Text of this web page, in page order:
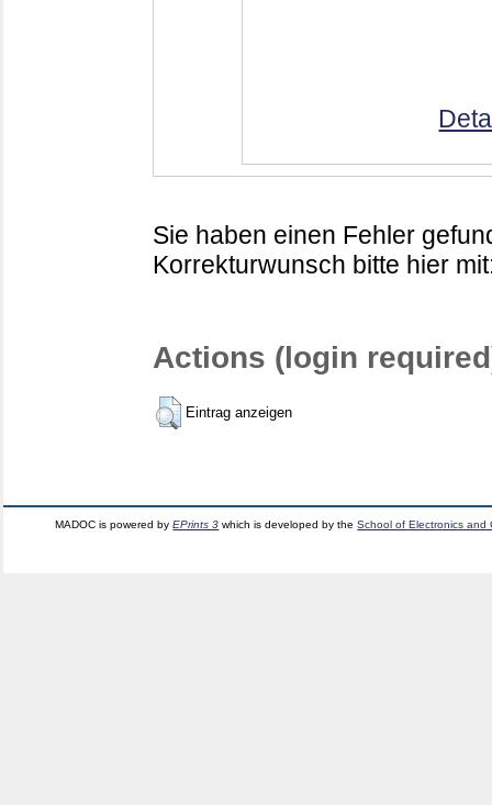
Sie haben einen Fehler
Korrekturwunsch bitte hier
Actions (login
Eintrag anzeigen
MADOC is powered byEPrints 3 which is developed by theSchool of Electronics and